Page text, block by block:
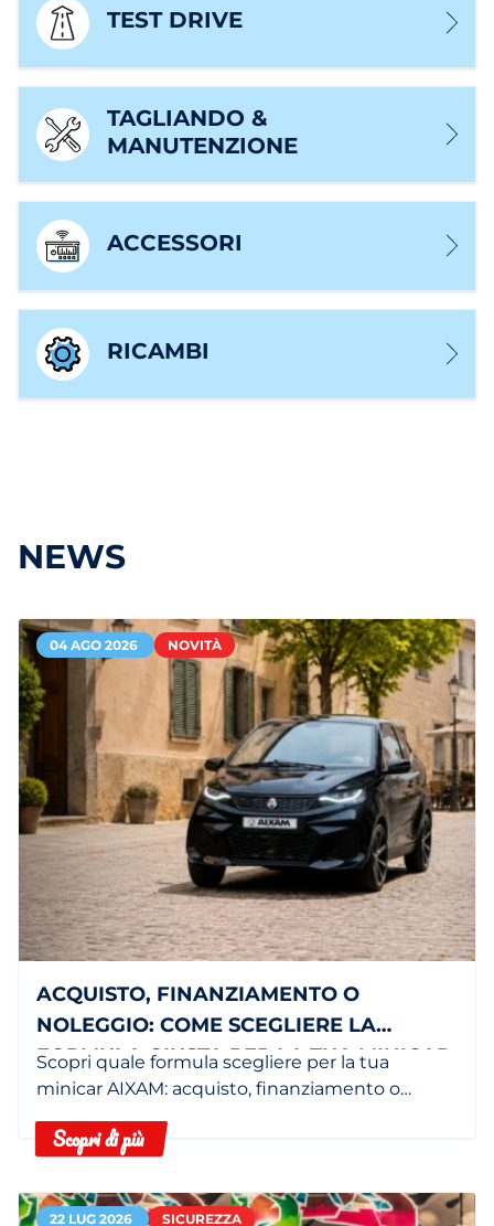
TEST DRIVE
TAGLIANDO &
MANUTENZIONE
ACCESSORI
RICAMBI
NEWS
04 AGO 2026 NOVITÀ
ACQUISTO, FINANZIAMENTO O
NOLEGGIO: COME SCEGLIERE LA
FORMULA GIUSTA PER LA TUA MINICAR
Scopri quale formula scegliere per la tua
minicar AIXAM: acquisto, finanziamento o
Scopri di più
22 LUG 2026 SICUREZZA